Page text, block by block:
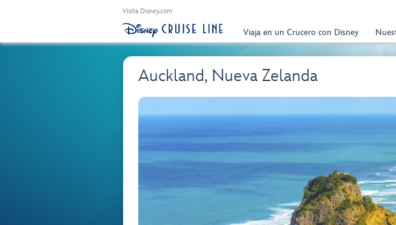
Visita Disney.com
Viaja en un Crucero con Disney
Auckland, Nueva Zelanda